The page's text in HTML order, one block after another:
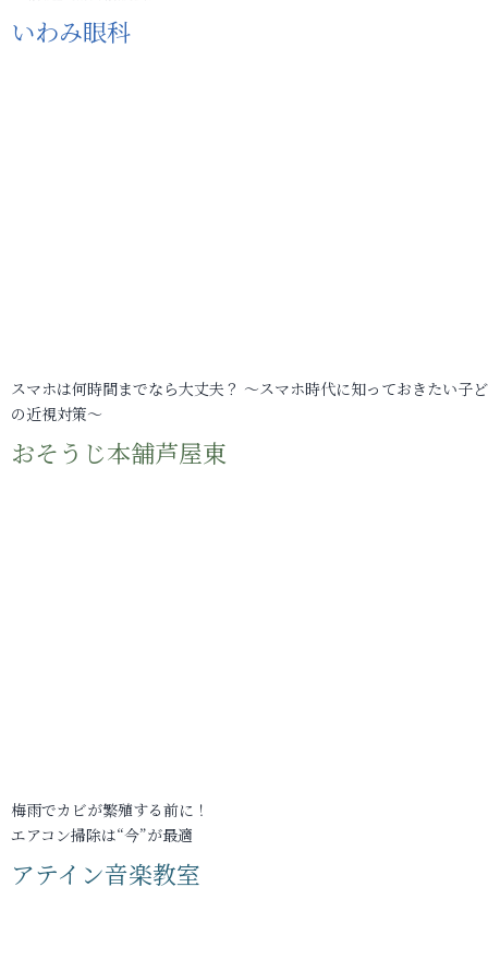
いわみ眼科
スマホは何時間までなら大丈夫？ ～スマホ時代に知っておきたい子
の近視対策～
おそうじ本舗芦屋東
梅雨でカビが繁殖する前に！
エアコン掃除は“今”が最適
アテイン音楽教室